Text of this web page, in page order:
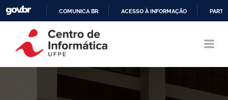
CONTEÚDO
COMUNICA BR ACESSO À INFORMAÇÃO